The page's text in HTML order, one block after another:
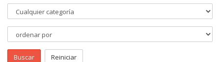
Buscar Reiniciar